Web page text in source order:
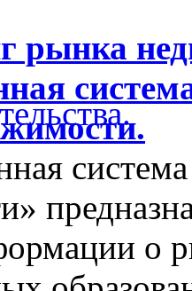
рынка
о